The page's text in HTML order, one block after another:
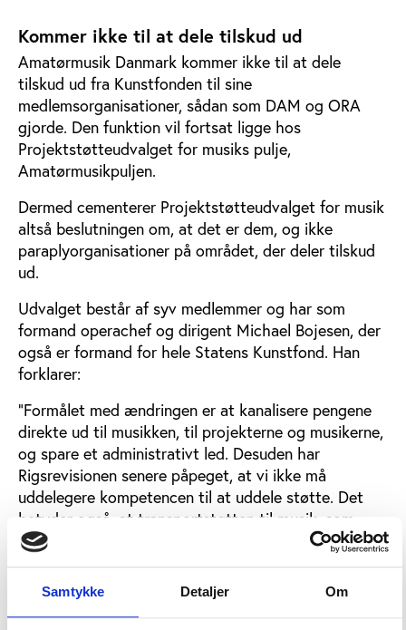
Samtykke Detaljer Om
Kommer ikke til at dele tilskud ud
Amatørmusik Danmark kommer ikke til at dele
tilskud ud fra Kunstfonden til sine
medlemsorganisationer, sådan som DAM og ORA
gjorde. Den funktion vil fortsat ligge hos
Projektstøtteudvalget for musiks pulje,
Amatørmusikpuljen.
Dermed cementerer Projektstøtteudvalget for musik
altså beslutningen om, at det er dem, og ikke
paraplyorganisationer på området, der deler tilskud
ud.
Udvalget består af syv medlemmer og har som
formand operachef og dirigent Michael Bojesen, der
også er formand for hele Statens Kunstfond. Han
forklarer:
”Formålet med ændringen er at kanalisere pengene
direkte ud til musikken, til projekterne og musikerne,
og spare et administrativt led. Desuden har
Rigsrevisionen senere påpeget, at vi ikke må
uddelegere kompetencen til at uddele støtte. Det
betyder også, at transportstøtten til musik, som
JazzDanmark hidtil har uddelt, skal ændres.”
område til daglig, kender det bedst, medgiver han: